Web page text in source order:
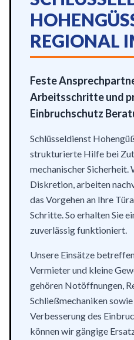
EGIONAL
Feste
Arbeitsschritte und
Einbruchschutz
Schlüsseldienst
strukturierte Hilfe bei
mechanischer Sicherheit.
Diskretion, arbeiten
das Vorgehen an Ihre
Schritte. So erhalten Sie
zuverlässig funktioniert.
Unsere Einsätze
Vermieter und kleine
gehören Notöffnungen,
Schließmechaniken
Verbesserung des
können wir gängige